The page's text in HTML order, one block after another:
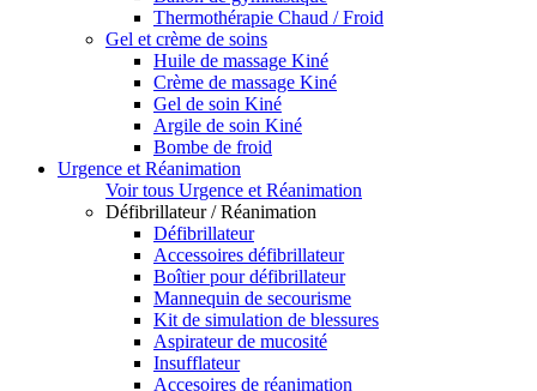
Thermothérapie Chaud / Froid
Gel et crème de soins
Huile de massage Kiné
Crème de massage Kiné
Gel de soin Kiné
Argile de soin Kiné
Bombe de froid
Urgence et Réanimation
Voir tous Urgence et Réanimation
Défibrillateur / Réanimation
Défibrillateur
Accessoires défibrillateur
Boîtier pour défibrillateur
Mannequin de secourisme
Kit de simulation de blessures
Aspirateur de mucosité
Insufflateur
Accesoires de réanimation